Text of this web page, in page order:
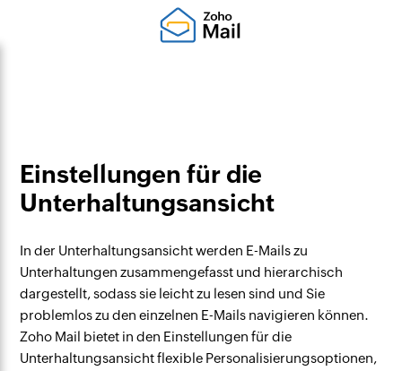
Einstellungen für die
Unterhaltungsansicht
In der Unterhaltungsansicht werden E-Mails zu
Unterhaltungen zusammengefasst und hierarchisch
dargestellt, sodass sie leicht zu lesen sind und Sie
problemlos zu den einzelnen E-Mails navigieren können.
Zoho Mail bietet in den Einstellungen für die
Unterhaltungsansicht flexible Personalisierungsoptionen,